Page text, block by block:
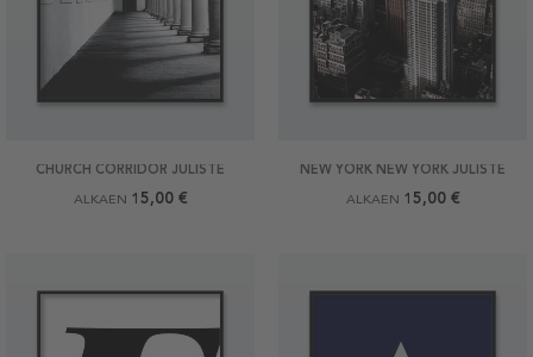
CHURCH CORRIDOR JULISTE
ALKAEN 15,00 €
NEW YORK NEW YORK JULISTE
ALKAEN 15,00 €